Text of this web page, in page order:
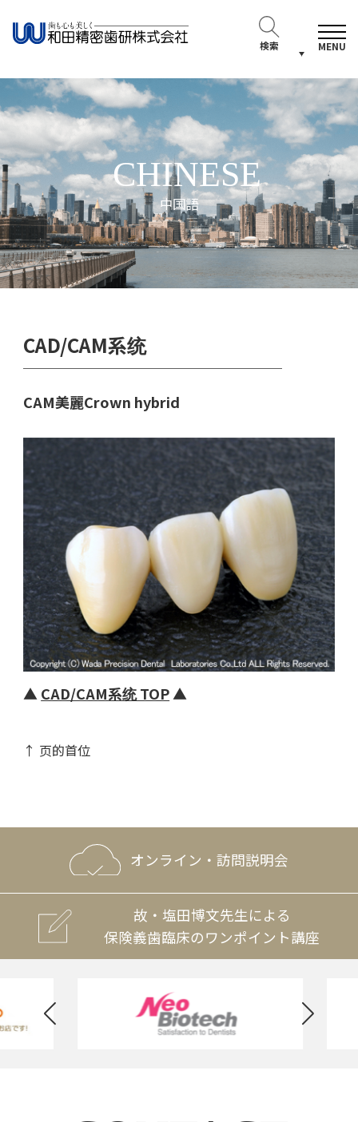
検索 MENU
CHINESE
中国語
CAD/CAM系统
￣￣￣￣￣￣￣￣￣￣￣￣￣￣￣￣￣￣
CAM美麗Crown hybrid
▲CAD/CAM系统 TOP▲
↑ 页的首位
オンライン・訪問説明会
故・塩田博文先生による
保険義歯臨床のワンポイント講座